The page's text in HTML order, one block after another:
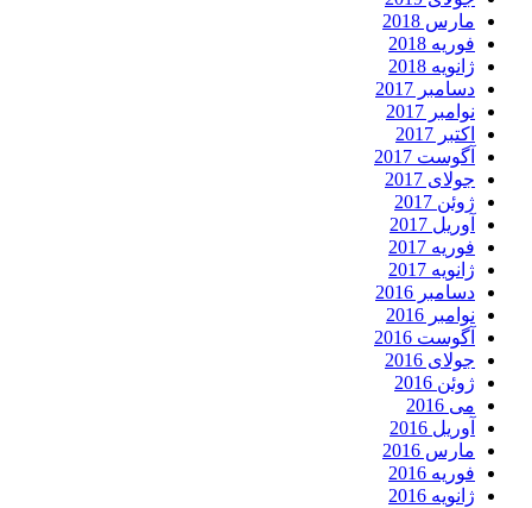
مارس 2018
فوریه 2018
ژانویه 2018
دسامبر 2017
نوامبر 2017
اکتبر 2017
آگوست 2017
جولای 2017
ژوئن 2017
آوریل 2017
فوریه 2017
ژانویه 2017
دسامبر 2016
نوامبر 2016
آگوست 2016
جولای 2016
ژوئن 2016
می 2016
آوریل 2016
مارس 2016
فوریه 2016
ژانویه 2016